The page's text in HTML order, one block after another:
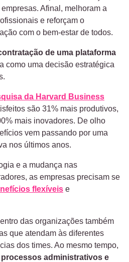
Afinal, melhoram a
e reforçam o
com o bem-estar de todos.
de uma plataforma
como uma decisão estratégica
da Harvard Business
são 31% mais produtivos,
mais inovadores. De olho
vem passando por uma
nos últimos anos.
e a mudança nas
as empresas precisam se
flexíveis e
das organizações também
que atendam às diferentes
dos times. Ao mesmo tempo,
administrativos e